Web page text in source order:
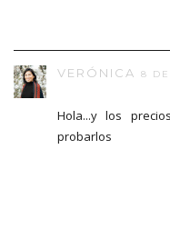
VERÓNICA 8
Hola...y los
probarlos